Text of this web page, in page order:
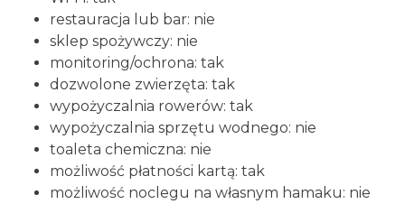
restauracja lub bar: nie
sklep spożywczy: nie
monitoring/ochrona: tak
dozwolone zwierzęta: tak
wypożyczalnia rowerów: tak
wypożyczalnia sprzętu wodnego: nie
toaleta chemiczna: nie
możliwość płatności kartą: tak
możliwość noclegu na własnym hamaku: nie